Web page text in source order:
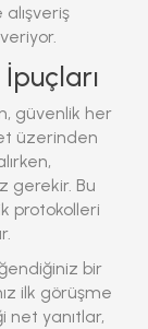
güvenlik her
üzerinden
gerekir. Bu
protokolleri
bir
ilk görüşme
net yanıtlar,